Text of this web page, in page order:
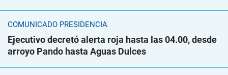
COMUNICADO PRESIDENCIA
Ejecutivo decretó alerta roja hasta las 04.00, desde
arroyo Pando hasta Aguas Dulces